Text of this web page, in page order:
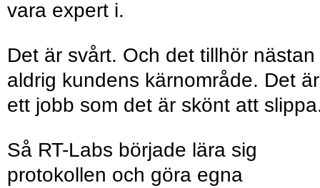
vara expert i.
Det är svårt. Och det tillhör nästan
aldrig kundens kärn­område. Det är
ett jobb som det är skönt att
Så RT-Labs började lära sig
protokollen och göra egna